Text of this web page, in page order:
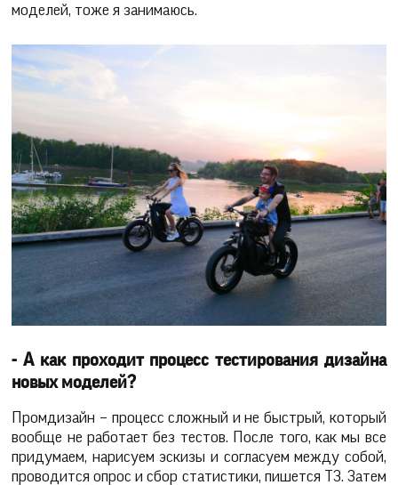
моделей, тоже я занимаюсь.
- А как проходит процесс тестирования дизайна
новых моделей?
Промдизайн – процесс сложный и не быстрый, который
вообще не работает без тестов. После того, как мы все
придумаем, нарисуем эскизы и согласуем между собой,
проводится опрос и сбор статистики, пишется ТЗ. Затем